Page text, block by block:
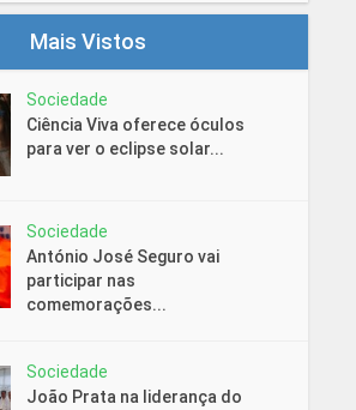
Mais Vistos
Sociedade
Ciência Viva oferece óculos
para ver o eclipse solar...
Sociedade
António José Seguro vai
participar nas
comemorações...
Sociedade
João Prata na liderança do